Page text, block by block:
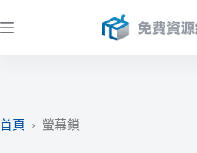
至
首頁
› 螢幕鎖